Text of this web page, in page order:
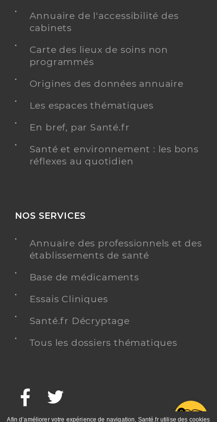
Annuaire de l'accessibilité des
cabinets
Carte des lieux de soins non
programmés
Origines des données annuaire
Les espaces thématiques
En bref, par Santé.fr
Santé et environnement : les bons
réflexes au quotidien
NOS SERVICES
Annuaire des professionnels et des
établissements de santé
Base de médicaments
Essais Cliniques
Santé.fr Décryptage
Tous les dossiers thématiques
Facebook
Afin d’améliorer votre expérience de navigation, Santé.fr utilise des cookies